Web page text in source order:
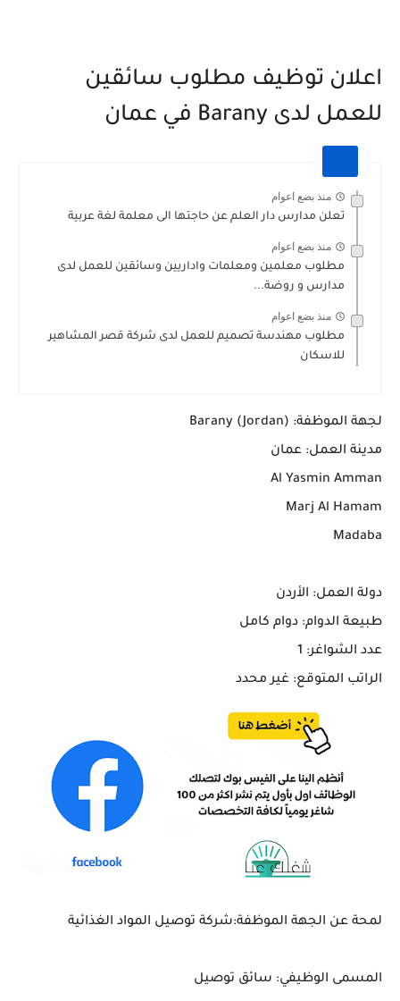
اعلان توظيف مطلوب سائقين
للعمل لدى Barany في عمان
منذ بضع اعوام
تعلن مدارس دار العلم عن حاجتها الى معلمة لغة عربية
منذ بضع اعوام
مطلوب معلمين ومعلمات واداريين وسائقين للعمل لدى
مدارس و روضة...
منذ بضع اعوام
مطلوب مهندسة تصميم للعمل لدى شركة قصر المشاهير
للاسكان
لجهة الموظفة: Barany (Jordan)
مدينة العمل: عمان
Al Yasmin Amman
Marj Al Hamam
Madaba
دولة العمل: الأردن
طبيعة الدوام: دوام كامل
عدد الشواغر: 1
الراتب المتوقع: غير محدد
لمحة عن الجهة الموظفة:شركة توصيل المواد الغذائية
المسمى الوظيفي: سائق توصيل